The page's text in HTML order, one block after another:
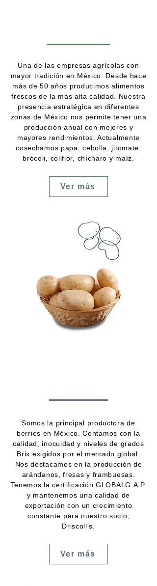
Una de las empresas agrícolas con
mayor tradición en México. Desde hace
más de 50 años producimos alimentos
frescos de la más alta calidad. Nuestra
presencia estratégica en diferentes
zonas de México nos permite tener una
producción anual con mejores y
mayores rendimientos. Actualmente
cosechamos papa, cebolla, jitomate,
brócoli, coliflor, chícharo y maíz.
Ver más
Somos la principal productora de
berries en México. Contamos con la
calidad, inocuidad y niveles de grados
Brix exigidos por el mercado global.
Nos destacamos en la producción de
arándanos, fresas y frambuesas.
Tenemos la certificación GLOBALG.A.P.
y mantenemos una calidad de
exportación con un crecimiento
constante para nuestro socio,
Driscoll's.
Ver más